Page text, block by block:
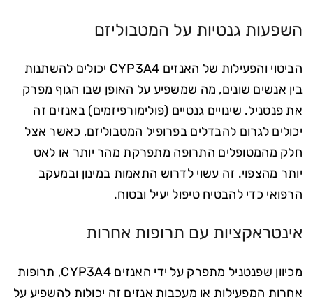
השפעות גנטיות על המטבוליזם
הביטוי והפעילות של האנזים CYP3A4 יכולים להשתנות
בין אנשים שונים, מה שמשפיע על האופן שבו הגוף מפרק
את פנטניל. שינויים גנטיים (פולימורפיזמים) באנזים זה
יכולים לגרום להבדלים בפרופיל המטבוליזם, כאשר אצל
חלק מהמטופלים התרופה מתפרקת מהר יותר או לאט
יותר מהצפוי. זה עשוי לדרוש התאמות במינון ובמעקב
הרפואי כדי להבטיח טיפול יעיל ובטוח.
אינטראקציות עם תרופות אחרות
מכיוון שפנטניל מתפרק על ידי האנזים CYP3A4, תרופות
אחרות המפעילות או מעכבות אנזים זה יכולות להשפיע על